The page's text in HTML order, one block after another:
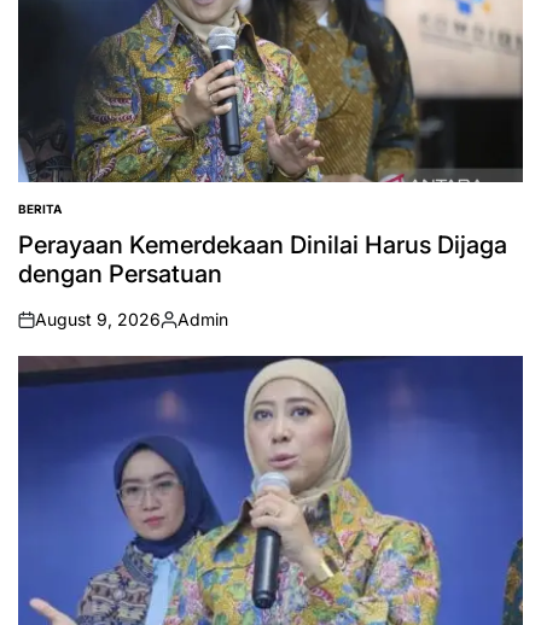
POSTED
IN
BERITA
Perayaan Kemerdekaan Dinilai Harus Dijaga
dengan Persatuan
on
August 9, 2026
Posted
by
Admin